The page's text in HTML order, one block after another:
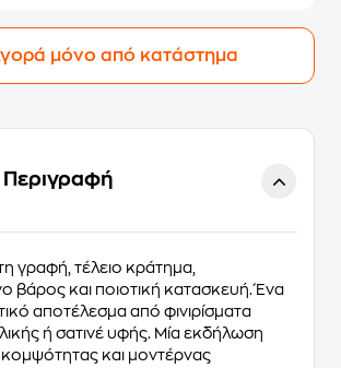
μόνο από κατάστημα
Περιγραφή
γραφή, τέλειο κράτημα,
βάρος και ποιοτική κατασκευή. Ένα
αποτέλεσμα από φινιρίσματα
ή σατινέ υφής. Μία εκδήλωση
κομψότητας και μοντέρνας